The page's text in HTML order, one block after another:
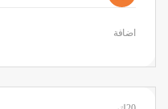
اضافة